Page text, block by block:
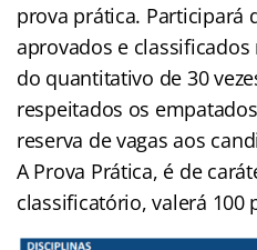
prova prática. Participará
aprovados e
do quantitativo de 30
respeitados os
reserva de vagas aos
A Prova Prática, é de
classificatório, valerá 100